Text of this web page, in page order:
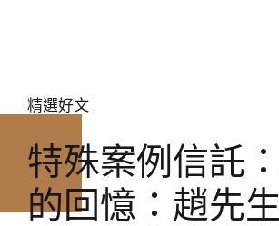
精選好文
特殊案例信託
的回憶：趙先